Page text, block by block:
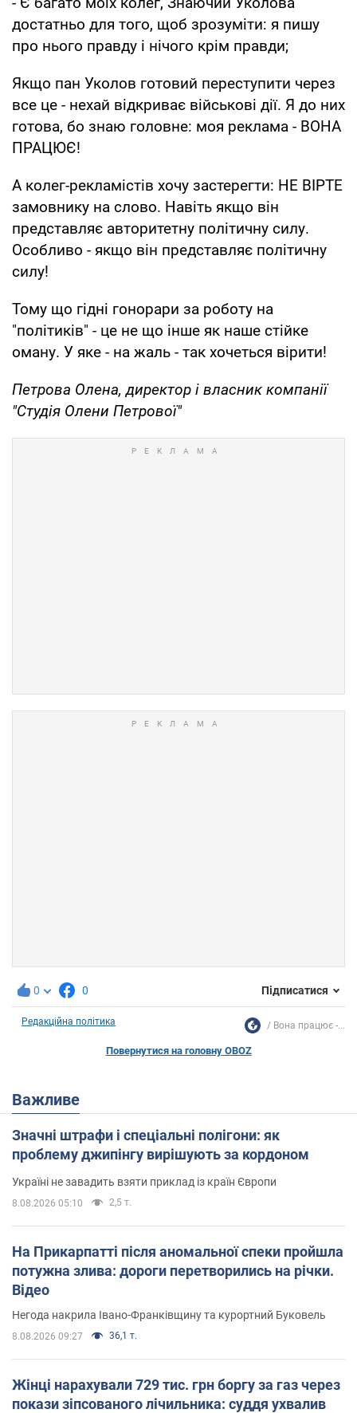
достатньо для того, щоб зрозуміти: я пишу
про нього правду і нічого крім правди;
Якщо пан Уколов готовий переступити через
все це - нехай відкриває військові дії. Я до них
готова, бо знаю головне: моя реклама - ВОНА
ПРАЦЮЄ!
А колег-рекламістів хочу застерегти: НЕ ВІРТЕ
замовнику на слово. Навіть якщо він
представляє авторитетну політичну силу.
Особливо - якщо він представляє політичну
силу!
Тому що гідні гонорари за роботу на
"політиків" - це не що інше як наше стійке
оману. У яке - на жаль - так хочеться вірити!
Петрова Олена, директор і власник компанії
"Студія Олени Петрової"
0 0 Підписатися
Редакційна політика Вона працює -...
Повернутися на головну OBOZ
Важливе
Значні штрафи і спеціальні полігони: як
проблему джипінгу вирішують за кордоном
Україні не завадить взяти приклад із країн Європи
8.08.2026 05:10 2,5 т.
На Прикарпатті після аномальної спеки пройшла
потужна злива: дороги перетворились на річки.
Відео
Негода накрила Івано-Франківщину та курортний Буковель
8.08.2026 09:27 36,1 т.
Жінці нарахували 729 тис. грн боргу за газ через
покази зіпсованого лічильника: суддя ухвалив